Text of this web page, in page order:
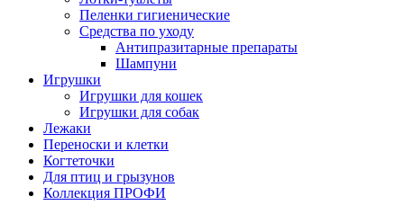
Пеленки гигиенические
Средства по уходу
Антипразитарные препараты
Шампуни
Игрушки
Игрушки для кошек
Игрушки для собак
Лежаки
Переноски и клетки
Когтеточки
Для птиц и грызунов
Коллекция ПРОФИ